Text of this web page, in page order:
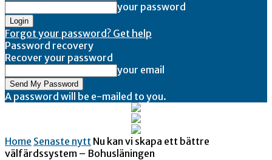
your password
Forgot your password? Get help
Password recovery
Recover your password
your email
A password will be e-mailed to you.
Home Senaste nytt Nu kan vi skapa ett bättre
välfärdssystem – Bohusläningen